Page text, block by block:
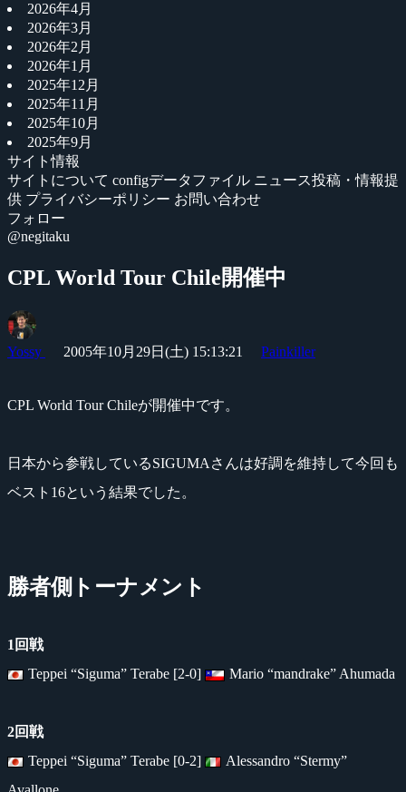
2026年4月
2026年3月
2026年2月
2026年1月
2025年12月
2025年11月
2025年10月
2025年9月
サイト情報
サイトについて configデータファイル ニュース投稿・情報提
供 プライバシーポリシー お問い合わせ
フォロー
@negitaku
CPL World Tour Chile開催中
Yossy 2005年10月29日(土) 15:13:21 Painkiller
CPL World Tour Chileが開催中です。
日本から参戦しているSIGUMAさんは好調を維持して今回も
ベスト16という結果でした。
勝者側トーナメント
1回戦
Teppei “Siguma” Terabe [2-0]
Mario “mandrake” Ahumada
2回戦
Teppei “Siguma” Terabe [0-2]
Alessandro “Stermy”